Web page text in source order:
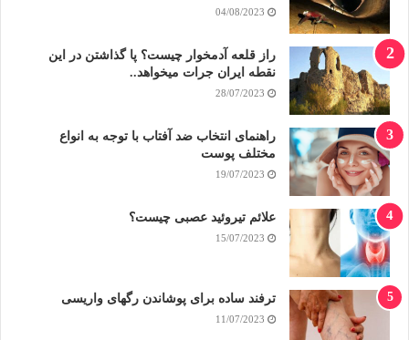
04/08/2023
راز قلعه آدمخوار چیست؟ پا گذاشتن در این
نقطه ایران جرات میخواهد..
28/07/2023
راهنمای انتخاب ضد آفتاب با توجه به انواع
مختلف پوست
19/07/2023
علائم تیروئید عصبی چیست؟
15/07/2023
ترفند ساده برای پوشاندن رگهای واریسی
11/07/2023